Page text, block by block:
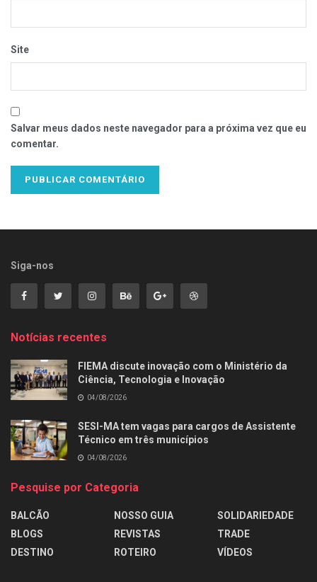
Site
Salvar meus dados neste navegador para a próxima vez que eu
comentar.
Siga-nos
Notícias recentes
FIEMA discute inovação com o Ministério da
Ciência, Tecnologia e Inovação
04/08/2026
SESI-MA tem vagas para cargos de Assistente
Técnico em três municípios
04/08/2026
Pesquise por Categoria
BALCÃO
BLOGS
DESTINO
NOSSO GUIA
REVISTAS
ROTEIRO
SOLIDARIEDADE
TRADE
VÍDEOS